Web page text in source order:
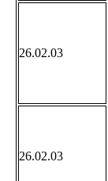
26.02.03
26.02.03